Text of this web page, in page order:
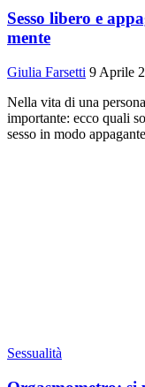
Sesso libero e
mente
Giulia Farsetti 9 Aprile
Nella vita di una
importante: ecco quali
sesso in modo
Sessualità